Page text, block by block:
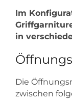
Im
in
Die
zwischen